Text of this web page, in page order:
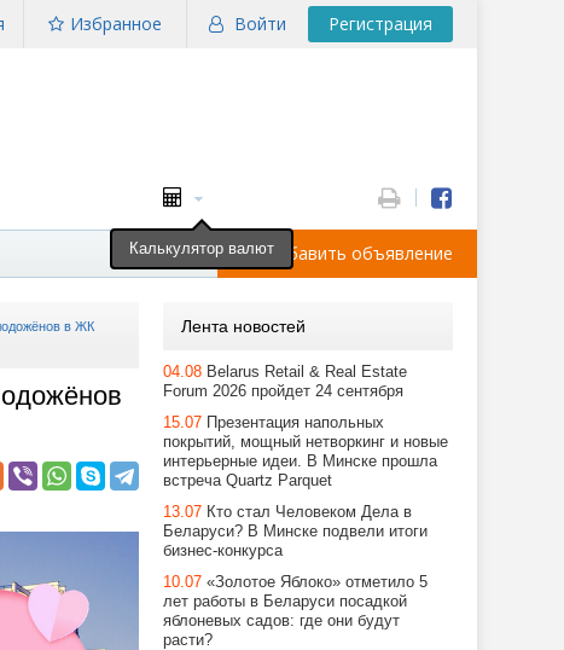
Войти Регистрация
Избранное
Добавить объявление
в ЖК
Лента новостей
04.08 Belarus Retail & Real Estate
Forum 2026 пройдет 24 сентября
15.07 Презентация напольных
покрытий, мощный нетворкинг и новые
интерьерные идеи. В Минске прошла
встреча Quartz Parquet
13.07 Кто стал Человеком Дела в
Беларуси? В Минске подвели итоги
бизнес-конкурса
10.07 «Золотое Яблоко» отметило 5
лет работы в Беларуси посадкой
яблоневых садов: где они будут
расти?
Калькулятор валют